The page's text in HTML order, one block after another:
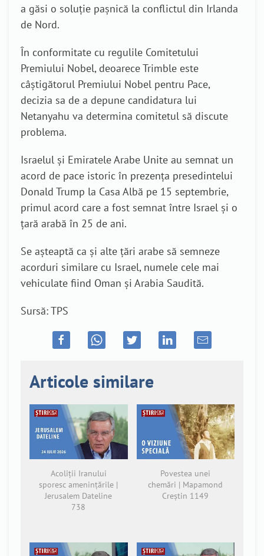
a găsi o soluție pașnică la conflictul din Irlanda
de Nord.
În conformitate cu regulile Comitetului
Premiului Nobel, deoarece Trimble este
câștigătorul Premiului Nobel pentru Pace,
decizia sa de a depune candidatura lui
Netanyahu va determina comitetul să discute
problema.
Israelul și Emiratele Arabe Unite au semnat un
acord de pace istoric în prezența presedintelui
Donald Trump la Casa Albă pe 15 septembrie,
primul acord care a fost semnat între Israel și o
țară arabă în 25 de ani.
Se așteaptă ca și alte țări arabe să semneze
acorduri similare cu Israel, numele cele mai
vehiculate fiind Oman și Arabia Saudită.
Sursă: TPS
Articole similare
Acoliții Iranului
sporesc amenințările |
Jerusalem Dateline
738
Povestea unei
chemări | Mapamond
Creștin 1149